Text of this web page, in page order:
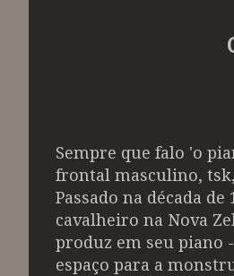
Sempre que falo 'o
frontal masculino,
Passado na década
cavalheiro na Nova
produz em seu piano
espaço para a